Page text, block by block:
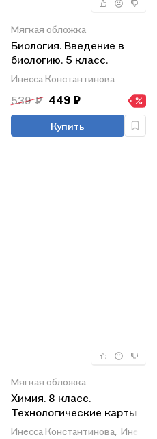
Мягкая обложка
Биология. Введение в
биологию. 5 класс.
Технологические карты
Сонина, А.А. Плешакова
Инесса Константинова
539 ₽ 449 ₽
Купить
Мягкая обложка
Химия. 8 класс.
Технологические карты
уроков по учебнику О.С.
Инесса Константинова, Инесса